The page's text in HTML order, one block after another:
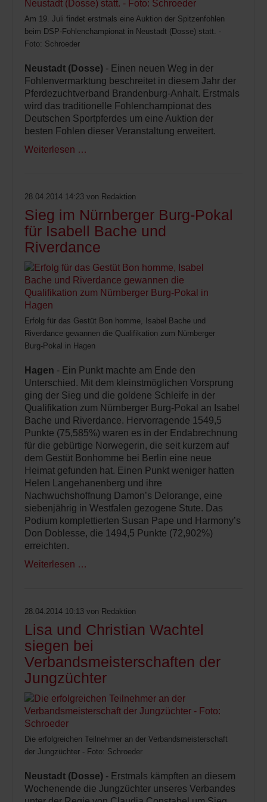
Am 19. Juli findet erstmals eine Auktion der Spitzenfohlen
beim DSP-Fohlenchampionat in Neustadt (Dosse) statt. -
Foto: Schroeder
Neustadt (Dosse) - Einen neuen Weg in der
Fohlenvermarktung beschreitet in diesem Jahr der
Pferdezuchtverband Brandenburg-Anhalt. Erstmals
wird das traditionelle Fohlenchampionat des
Deutschen Sportpferdes um eine Auktion der
besten Fohlen dieser Veranstaltung erweitert.
Weiterlesen …
28.04.2014 14:23 von Redaktion
Sieg im Nürnberger Burg-Pokal
für Isabell Bache und
Riverdance
Erfolg für das Gestüt Bon homme, Isabel Bache und
Riverdance gewannen die Qualifikation zum Nürnberger
Burg-Pokal in Hagen
Hagen - Ein Punkt machte am Ende den
Unterschied. Mit dem kleinstmöglichen Vorsprung
ging der Sieg und die goldene Schleife in der
Qualifikation zum Nürnberger Burg-Pokal an Isabel
Bache und Riverdance. Hervorragende 1549,5
Punkte (75,585%) waren es in der Endabrechnung
für die gebürtige Norwegerin, die seit kurzem auf
dem Gestüt Bonhomme bei Berlin eine neue
Heimat gefunden hat. Einen Punkt weniger hatten
Helen Langehanenberg und ihre
Nachwuchshoffnung Damon’s Delorange, eine
siebenjährig in Westfalen gezogene Stute. Das
Podium komplettierten Susan Pape und Harmony’s
Don Doblesse, die 1494,5 Punkte (72,902%)
erreichten.
Weiterlesen …
28.04.2014 10:13 von Redaktion
Lisa und Christian Wachtel
siegen bei
Verbandsmeisterschaften der
Jungzüchter
Die erfolgreichen Teilnehmer an der Verbandsmeisterschaft
der Jungzüchter - Foto: Schroeder
Neustadt (Dosse) - Erstmals kämpften an diesem
Wochenende die Jungzüchter unseres Verbandes